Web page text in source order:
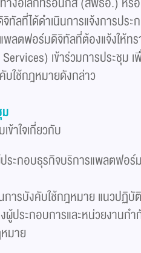
ลที่ได้ดำเนินการแจ้งการปร
พลตฟอร์มดิจิทัลที่ต้องแจ้งให้
เข้าร่วมการประชุม เ
บใช้กฎหมายดังกล่าว
ข้าใจเกี่ยวกับ
ระกอบธุรกิจบริการแพลตฟอ
การบังคับใช้กฎหมาย แนวปฏิบั
ผู้ประกอบการและหน่วยงานก
มาย